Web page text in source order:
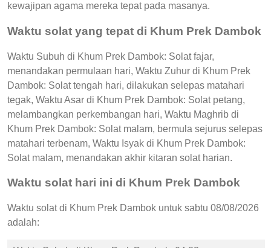
kewajipan agama mereka tepat pada masanya.
Waktu solat yang tepat di Khum Prek Dambok
Waktu Subuh di Khum Prek Dambok: Solat fajar,
menandakan permulaan hari, Waktu Zuhur di Khum Prek
Dambok: Solat tengah hari, dilakukan selepas matahari
tegak, Waktu Asar di Khum Prek Dambok: Solat petang,
melambangkan perkembangan hari, Waktu Maghrib di
Khum Prek Dambok: Solat malam, bermula sejurus selepas
matahari terbenam, Waktu Isyak di Khum Prek Dambok:
Solat malam, menandakan akhir kitaran solat harian.
Waktu solat hari ini di Khum Prek Dambok
Waktu solat di Khum Prek Dambok untuk sabtu 08/08/2026
adalah: